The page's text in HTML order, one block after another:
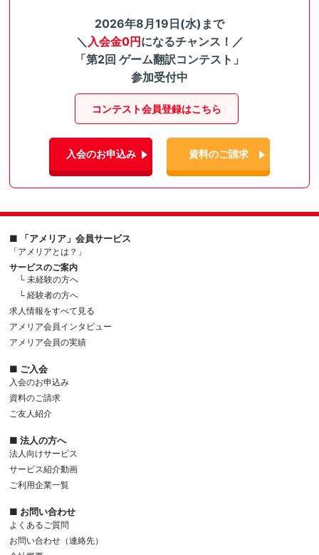
2026年8月19日(水)まで
＼ 入会金0円になるチャンス！／
「第2回 ゲーム翻訳コンテスト」
参加受付中
コンテスト会員登録はこちら
入会のお申込み 資料のご請求
■ 「アメリア」会員サービス
「アメリアとは？」
サービスのご案内
└ 未経験の方へ
└ 経験者の方へ
求人情報をすべて見る
アメリア会員インタビュー
アメリア会員の実績
■ ご入会
入会のお申込み
資料のご請求
ご友人紹介
■ 法人の方へ
法人向けサービス
サービス紹介動画
ご利用企業一覧
■ お問い合わせ
よくあるご質問
お問い合わせ（連絡先）